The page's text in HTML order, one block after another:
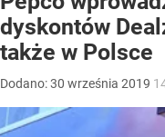
dyskontów
także w Polsce
Dodano:30 września 2019